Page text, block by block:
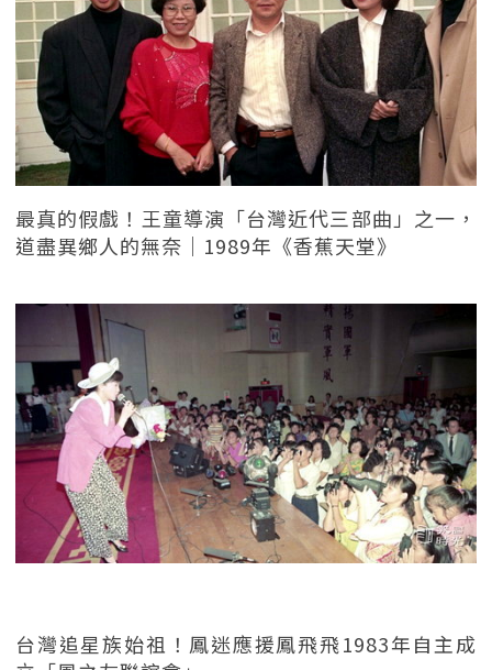
最真的假戲！王童導演「台灣近代三部曲」之一，
道盡異鄉人的無奈｜1989年《香蕉天堂》
台灣追星族始祖！鳳迷應援鳳飛飛1983年自主成